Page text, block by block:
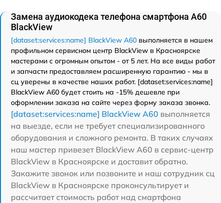
Замена аудиокодека телефона смартфона A60
BlackView
[dataset:services:name] BlackView A60 выполняется в нашем
профильном сервисном центр BlackView в Красноярске
мастерами с огромным опытом - от 5 лет. На все виды работ
и запчасти предоставляем расширенную гарантию - мы в
сц уверены в качестве наших работ. [dataset:services:name]
BlackView A60 будет стоить на -15% дешевле при
оформлении заказа на сайте через форму заказа звонка.
[dataset:services:name] BlackView A60 выполняется
на выезде, если не требует специализированного
оборудования и сложного ремонта. В таких случаях
наш мастер привезет BlackView A60 в сервис-центр
BlackView в Красноярске и доставит обратно.
Закажите звонок или позвоните и наш сотрудник сц
BlackView в Красноярске проконсультирует и
рассчитает стоимость работ над смартфона